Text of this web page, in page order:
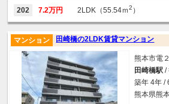
202 7.2万円 2LDK（55.54ｍ2 ）
田崎橋の2LDK賃貸マンション
マンション
熊本市電
田崎橋駅 /
築年 4年 /
熊本県熊